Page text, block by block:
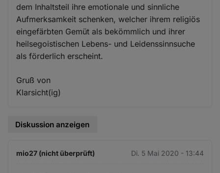
dem Inhaltsteil ihre emotionale und sinnliche
Aufmerksamkeit schenken, welcher ihrem religiös
eingefärbten Gemüt als bekömmlich und ihrer
heilsegoistischen Lebens- und Leidenssinnsuche
als förderlich erscheint.
Gruß von
Klarsicht(ig)
Diskussion anzeigen
mio27 (nicht überprüft) Di. 5 Mai 2020 - 13:44